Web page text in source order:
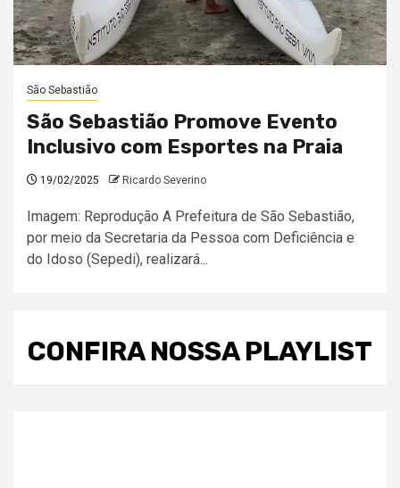
São Sebastião
São Sebastião Promove Evento
Inclusivo com Esportes na Praia
19/02/2025 Ricardo Severino
Imagem: Reprodução A Prefeitura de São Sebastião,
por meio da Secretaria da Pessoa com Deficiência e
do Idoso (Sepedi), realizará...
CONFIRA NOSSA PLAYLIST